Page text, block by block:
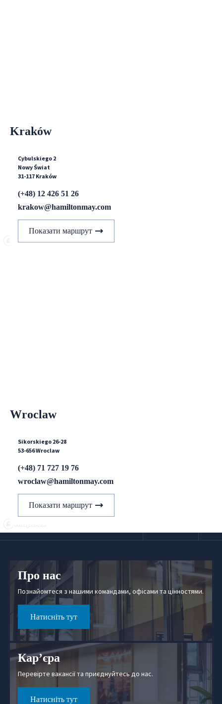
Kraków
Cybulskiego 2
Nowy Świat
31-117 Kraków
(+48) 12 426 51 26
krakow@hamiltonmay.com
Показати маршрут
Wroclaw
Sikorskiego 26-28
53-656 Wroclaw
(+48) 71 727 19 76
wroclaw@hamiltonmay.com
Показати маршрут
Про нас
Познайомтеся з нашими командами, офісами та цінностями.
Натисніть тут
Кар’єра
Перевірте вакансії та приєднуйтесь до нас.
Натисніть тут